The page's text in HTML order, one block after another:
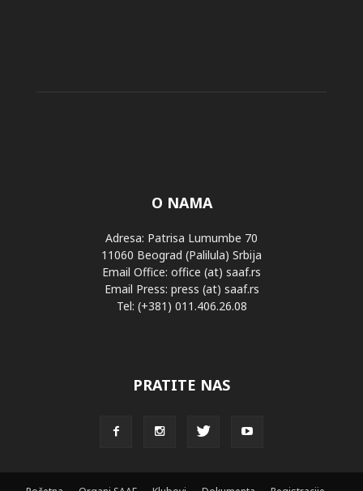
O NAMA
Adresa: Patrisa Lumumbe 70
11060 Beograd (Palilula) Srbija
Email Office: office (at) saaf.rs
Email Press: press (at) saaf.rs
Tel: (+381) 011.406.26.08
PRATITE NAS